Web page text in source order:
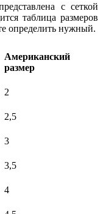
с сеткой
таблица размеров
определить нужный.
Американский
размер
2
2,5
3
3,5
4